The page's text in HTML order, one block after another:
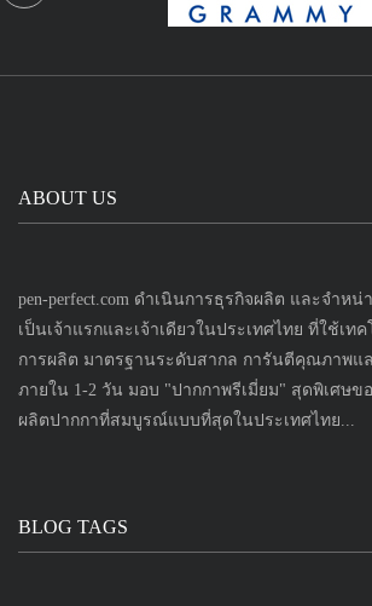
ABOUT US
pen-perfect.com ดำเนินการธุรกิจผลิต และจำหน่
เป็นเจ้าแรกและเจ้าเดียวในประเทศไทย ที่ใช้เ
การผลิต มาตรฐานระดับสากล การันตีคุณภาพแ
ภายใน 1-2 วัน มอบ "ปากกาพรีเมี่ยม" สุดพิเศษ
ผลิตปากกาที่สมบูรณ์แบบที่สุดในประเทศไทย...
BLOG TAGS